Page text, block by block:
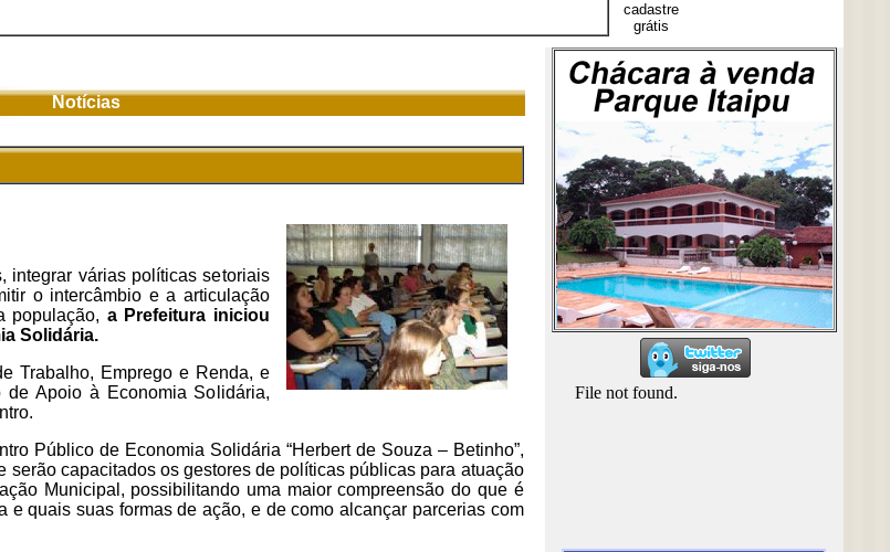
cadastre
grátis
Notícias
integrar várias políticas setoriais
o intercâmbio e a articulação
população, a Prefeitura iniciou
Solidária.
Trabalho, Emprego e Renda, e
de Apoio à Economia Solidária,
Público de Economia Solidária “Herbert de Souza – Betinho”,
serão capacitados os gestores de políticas públicas para atuação
Municipal, possibilitando uma maior compreensão do que é
quais suas formas de ação, e de como alcançar parcerias com